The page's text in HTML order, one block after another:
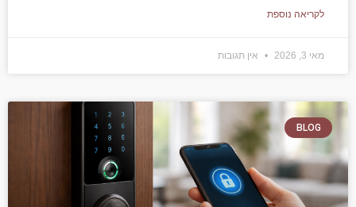
לקריאה נוספת
מאי 3, 2026 אין תגובות
BLOG